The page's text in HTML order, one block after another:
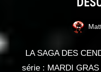
LA SAGA DES
série : MARDI